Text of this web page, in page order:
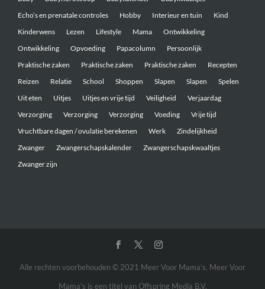
Echo’s en prenatale controles
Hobby Interieur en tuin
Kind
Kinderwens
Lezen Lifestyle Mama
Ontwikkeling
Ontwikkeling
Opvoeding Papacolumn
Persoonlijk
Praktische zaken
Praktische zaken Praktische zaken
Recepten
Reizen
Relatie School Shoppen Slapen Slapen
Spelen
Uit eten
Uitjes Uitjes en vrije tijd Veiligheid
Verjaardag
Verzorging
Verzorging Verzorging Voeding
Vrije tijd
Vruchtbare dagen / ovulatie berekenen
Werk
Zindelijkheid
Zwanger
Zwangerschapskalender
Zwangerschapskwaaltjes
Zwanger zijn
Alle rechten voorbehouden © 2021 Meer Voor Mama’s. Meer Voor
Mama's is een titel van Offspring Media B.V.